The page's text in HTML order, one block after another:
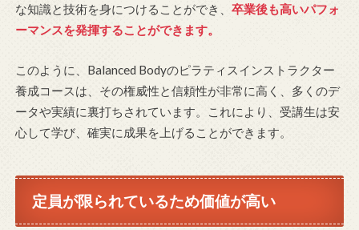
な知識と技術を身につけることができ、 卒業後も高いパフォ
ーマンスを発揮することができます。
このように、Balanced Bodyのピラティスインストラクター
養成コースは、その権威性と信頼性が非常に高く、多くのデ
ータや実績に裏打ちされています。これにより、受講生は安
心して学び、確実に成果を上げることができます。
定員が限られているため価値が高い